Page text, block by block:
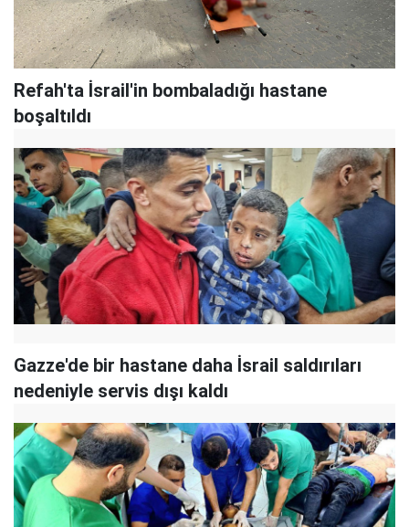
Refah'ta İsrail'in bombaladığı hastane
boşaltıldı
Gazze'de bir hastane daha İsrail saldırıları
nedeniyle servis dışı kaldı